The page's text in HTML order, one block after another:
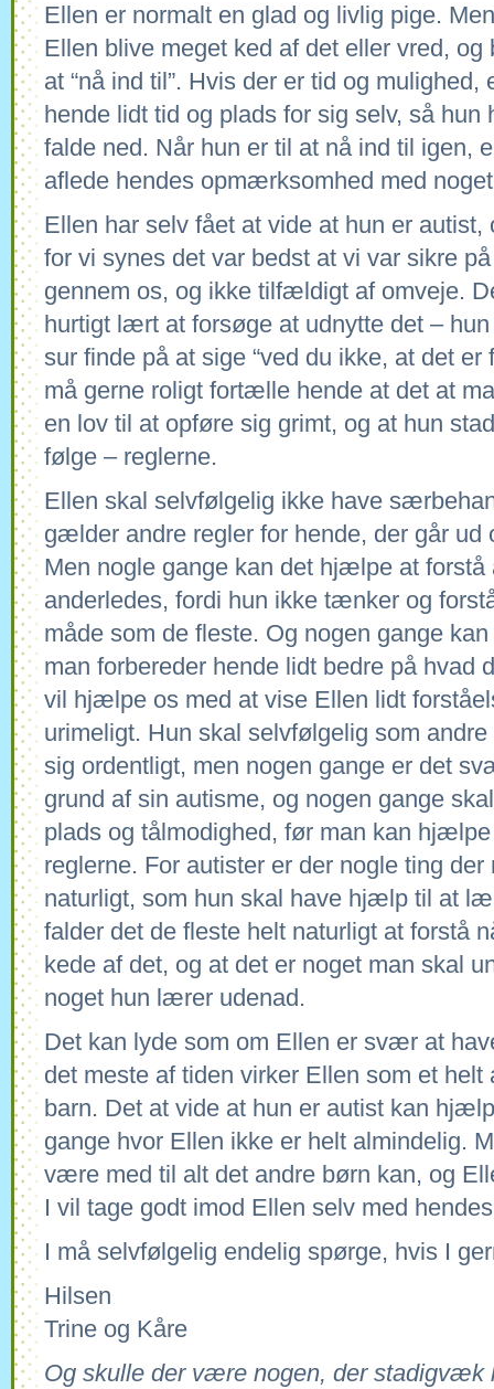
Ellen er normalt en glad og livlig pige.
Ellen blive meget ked af det eller vred,
at “nå ind til”. Hvis der er tid og mulighed,
hende lidt tid og plads for sig selv, så hun
falde ned. Når hun er til at nå ind til igen,
aflede hendes opmærksomhed med
Ellen har selv fået at vide at hun er autist,
for vi synes det var bedst at vi var sikre
gennem os, og ikke tilfældigt af omveje.
hurtigt lært at forsøge at udnytte det –
sur finde på at sige “ved du ikke, at det er
må gerne roligt fortælle hende at det at
en lov til at opføre sig grimt, og at hun
følge – reglerne.
Ellen skal selvfølgelig ikke have
gælder andre regler for hende, der går ud
Men nogle gange kan det hjælpe at forstå
anderledes, fordi hun ikke tænker og
måde som de fleste. Og nogen gange
man forbereder hende lidt bedre på hvad
vil hjælpe os med at vise Ellen lidt
urimeligt. Hun skal selvfølgelig som
sig ordentligt, men nogen gange er det
grund af sin autisme, og nogen gange
plads og tålmodighed, før man kan
reglerne. For autister er der nogle ting
naturligt, som hun skal have hjælp til at
falder det de fleste helt naturligt at forstå
kede af det, og at det er noget man skal
noget hun lærer udenad.
Det kan lyde som om Ellen er svær at
det meste af tiden virker Ellen som et helt
barn. Det at vide at hun er autist kan
gange hvor Ellen ikke er helt almindelig.
være med til alt det andre børn kan, og
I vil tage godt imod Ellen selv med
I må selvfølgelig endelig spørge, hvis I
Hilsen
Trine og Kåre
Og skulle der være nogen, der stadigvæk